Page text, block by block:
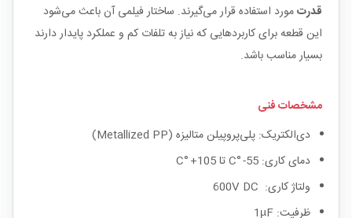
قدرتمورد استفاده قرار می‌گیرند. ساختار فیلمی آن باعث می‌شود
این قطعه برای کاربردهایی که نیاز به تلفات کم و عملکرد پایدار دارند
بسیار مناسب باشد.
مشخصات فنی
دی‌الکتریک: پلی‌پروپیلن متالیزه (Metallized PP)
دمای کاری: 55- °C تا 105+ °C
ولتاژ کاری: 600V DC
ظرفیت: 1µF